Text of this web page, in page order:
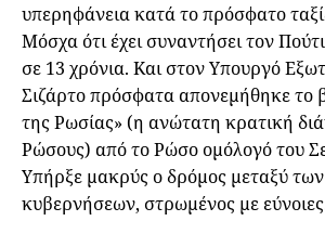
υπερηφάνεια κατά το πρόσφατο
Μόσχα ότι έχει συναντήσει τον
σε 13 χρόνια. Και στον Υπουργό
Σιζάρτο πρόσφατα απονεμήθηκε το
της Ρωσίας» (η ανώτατη κρατική
Ρώσους) από το Ρώσο ομόλογό του
Υπήρξε μακρύς ο δρόμος μεταξύ
κυβερνήσεων, στρωμένος με